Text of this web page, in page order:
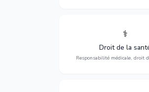
⚕️
Droit de la
Responsabilité médicale, droit
Défense de vos droits
médicales, responsabilité
et indemnisation.